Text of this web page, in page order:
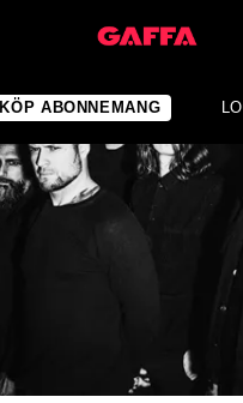
KÖP ABONNEMANG